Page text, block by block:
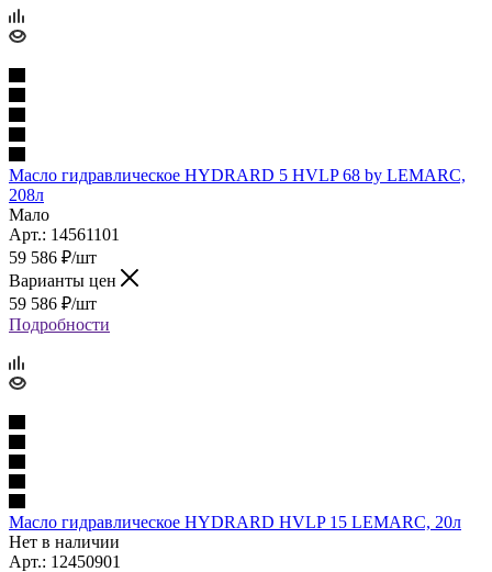
Масло гидравлическое HYDRARD 5 HVLP 68 by LEMARC,
208л
Мало
Арт.: 14561101
59 586 ₽/шт
Варианты цен
59 586 ₽/шт
Подробности
Масло гидравлическое HYDRARD HVLP 15 LEMARC, 20л
Нет в наличии
Арт.: 12450901